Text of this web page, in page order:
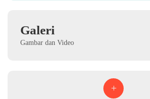
Galeri
Gambar dan Video
+